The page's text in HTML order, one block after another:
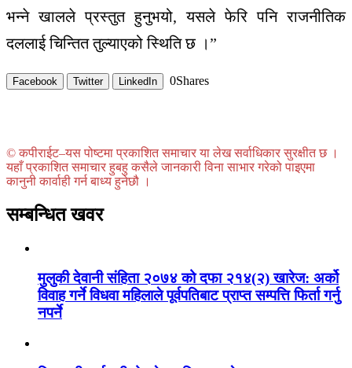
भन्ने खालले प्रस्तुत हुनुभयो, यसले फेरि पनि राजनीतिक
दललाई चिन्तित तुल्याएको स्थिति छ ।”
Facebook Twitter LinkedIn 0Shares
© कपीराईट–यस पोष्टमा प्रकाशित समाचार या लेख सर्वाधिकार सुरक्षीत छ ।
यहाँ प्रकाशित समाचार हुबहु कसैले जानकारी विना साभार गरेको पाइएमा
कानुनी कार्वाही गर्न बाध्य हुनेछौ ।
सम्बन्धित खवर
मुलुकी देवानी संहिता २०७४ को दफा २१४(२) खारेज: अर्को
विवाह गर्ने विधवा महिलाले पूर्वपतिबाट प्राप्त सम्पत्ति फिर्ता गर्नु
नपर्ने